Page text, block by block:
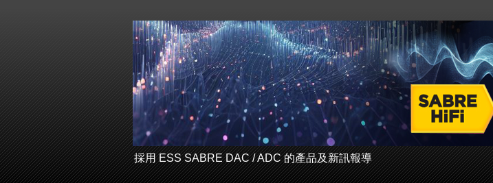
採用 ESS SABRE DAC / ADC 的產品及新訊報導